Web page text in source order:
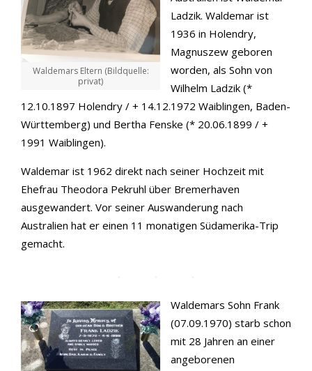
Waldemars Eltern (Bildquelle:
privat)
Ladzik. Waldemar ist
1936 in Holendry,
Magnuszew geboren
worden, als Sohn von
Wilhelm Ladzik (*
12.10.1897 Holendry / + 14.12.1972 Waiblingen, Baden-
Württemberg) und Bertha Fenske (* 20.06.1899 / +
1991 Waiblingen).
Waldemar ist 1962 direkt nach seiner Hochzeit mit
Ehefrau Theodora Pekruhl über Bremerhaven
ausgewandert. Vor seiner Auswanderung nach
Australien hat er einen 11 monatigen Südamerika-Trip
gemacht.
Waldemars Sohn Frank
(07.09.1970) starb schon
mit 28 Jahren an einer
angeborenen